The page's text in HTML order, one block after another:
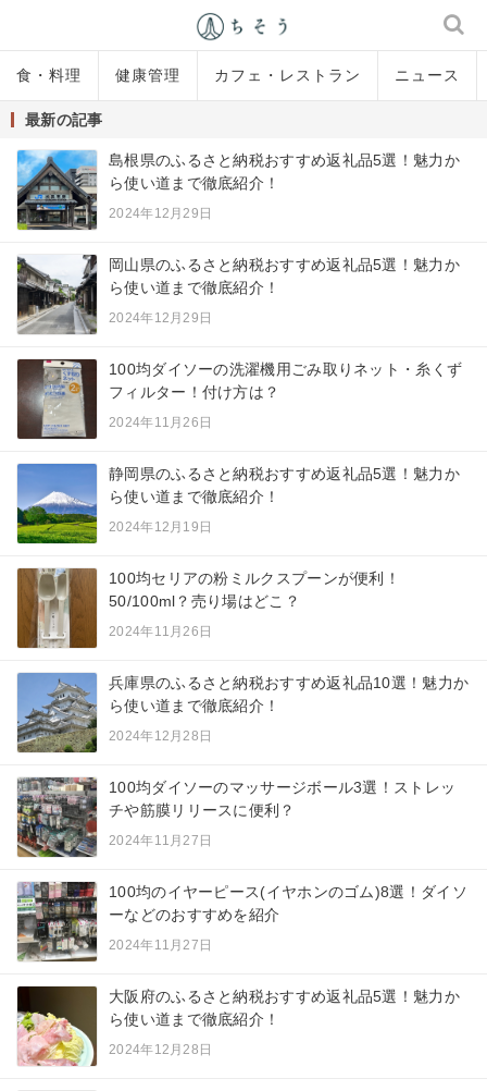
食・料理 健康管理 カフェ・レストラン ニュース
最新の記事
島根県のふるさと納税おすすめ返礼品5選！魅力か
ら使い道まで徹底紹介！
2024年12月29日
岡山県のふるさと納税おすすめ返礼品5選！魅力か
ら使い道まで徹底紹介！
2024年12月29日
100均ダイソーの洗濯機用ごみ取りネット・糸くず
フィルター！付け方は？
2024年11月26日
静岡県のふるさと納税おすすめ返礼品5選！魅力か
ら使い道まで徹底紹介！
2024年12月19日
100均セリアの粉ミルクスプーンが便利！
50/100ml？売り場はどこ？
2024年11月26日
兵庫県のふるさと納税おすすめ返礼品10選！魅力か
ら使い道まで徹底紹介！
2024年12月28日
100均ダイソーのマッサージボール3選！ストレッ
チや筋膜リリースに便利？
2024年11月27日
100均のイヤーピース(イヤホンのゴム)8選！ダイソ
ーなどのおすすめを紹介
2024年11月27日
大阪府のふるさと納税おすすめ返礼品5選！魅力か
ら使い道まで徹底紹介！
2024年12月28日